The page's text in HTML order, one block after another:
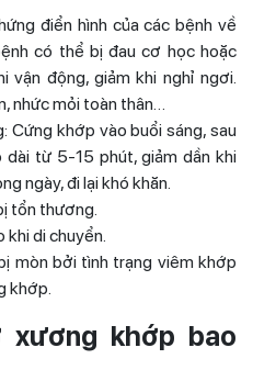
điển hình của các bệnh về
có thể bị đau cơ học hoặc
vận động, giảm khi nghỉ ngơi.
nhức mỏi toàn thân…
Cứng khớp vào buổi sáng, sau
từ 5-15 phút, giảm dần khi
ngày, đi lại khó khăn.
tổn thương.
khi di chuyển.
mòn bởi tình trạng viêm khớp
khớp.
khớp bao